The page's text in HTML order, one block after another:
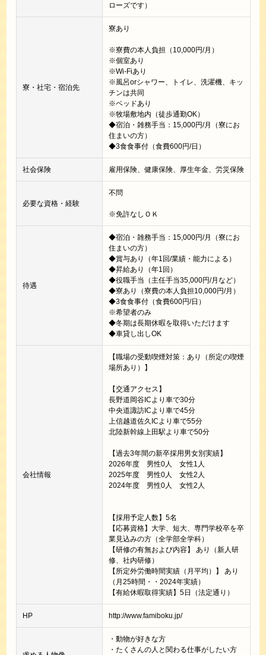
ローズです）
寮・社宅・宿泊先
寮あり
※寮費の本人負担（10,000円/月）
※個室あり
※Wi-Fiあり
※風呂orシャワー、トイレ、洗濯機、キッ
チンは共同
※ベッドあり
※牧場敷地内（徒歩通勤OK）
◆宿泊・雑務手当：15,000円/月（寮にお
住まいの方）
◆3食食事付（食費600円/日）
社会保険 雇用保険、健康保険、厚生年金、労災保険
必要な資格・経験
不問
※免許なしＯＫ
待遇
◆宿泊・雑務手当：15,000円/月（寮にお
住まいの方）
◆賞与あり（年1回/業績・能力による）
◆昇給あり（年1回）
◆役職手当（主任手当35,000円/月など）
◆寮あり（寮費の本人負担10,000円/月）
◆3食食事付（食費600円/日）
※希望者のみ
◆冬期は長期休暇を取得いただけます
◆車貸し出しOK
会社情報
【職場の受動喫煙対策：あり（所定の喫煙
場所あり）】
【交通アクセス】
長野道岡谷ICより車で30分
中央道諏訪ICより車で45分
上信越道佐久ICより車で55分
北陸新幹線上田駅より車で50分
【過去3年間の新卒採用男女別実績】
2026年度 男性0人 女性1人
2025年度 男性0人 女性2人
2024年度 男性0人 女性2人
【採用予定人数】5名
【応募資格】大学、短大、専門学校卒を卒
業見込みの方（全学部全学科）
【研修の有無および内容】 あり（新人研
修、社内研修）
【所定外労働時間実績（月平均）】 あり
（月25時間・・2024年実績）
【有給休暇取得実績】5日（法定通り）
HP http://www.famiboku.jp/
・動物が好きな方
・たくさんの人と関わる仕事がしたい方